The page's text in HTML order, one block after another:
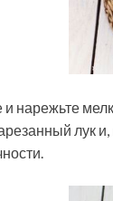
и нарежьте
лук